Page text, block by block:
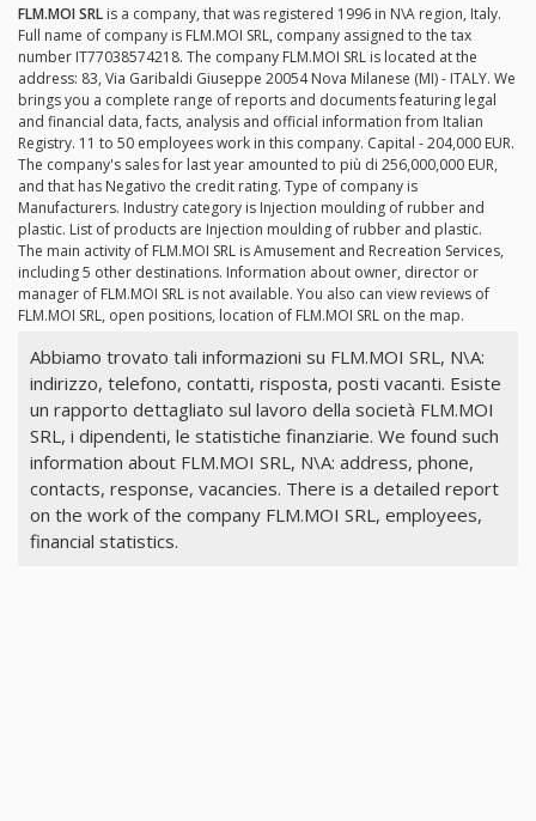
FLM.MOI SRL is a company, that was registered 1996 in N\A region, Italy.
Full name of company is FLM.MOI SRL, company assigned to the tax
number IT77038574218. The company FLM.MOI SRL is located at the
address: 83, Via Garibaldi Giuseppe 20054 Nova Milanese (MI) - ITALY. We
brings you a complete range of reports and documents featuring legal
and financial data, facts, analysis and official information from Italian
Registry. 11 to 50 employees work in this company. Capital - 204,000 EUR.
The company's sales for last year amounted to più di 256,000,000 EUR,
and that has Negativo the credit rating. Type of company is
Manufacturers. Industry category is Injection moulding of rubber and
plastic. List of products are Injection moulding of rubber and plastic.
The main activity of FLM.MOI SRL is Amusement and Recreation Services,
including 5 other destinations. Information about owner, director or
manager of FLM.MOI SRL is not available. You also can view reviews of
FLM.MOI SRL, open positions, location of FLM.MOI SRL on the map.
Abbiamo trovato tali informazioni su FLM.MOI SRL, N\A:
indirizzo, telefono, contatti, risposta, posti vacanti. Esiste
un rapporto dettagliato sul lavoro della società FLM.MOI
SRL, i dipendenti, le statistiche finanziarie. We found such
information about FLM.MOI SRL, N\A: address, phone,
contacts, response, vacancies. There is a detailed report
on the work of the company FLM.MOI SRL, employees,
financial statistics.